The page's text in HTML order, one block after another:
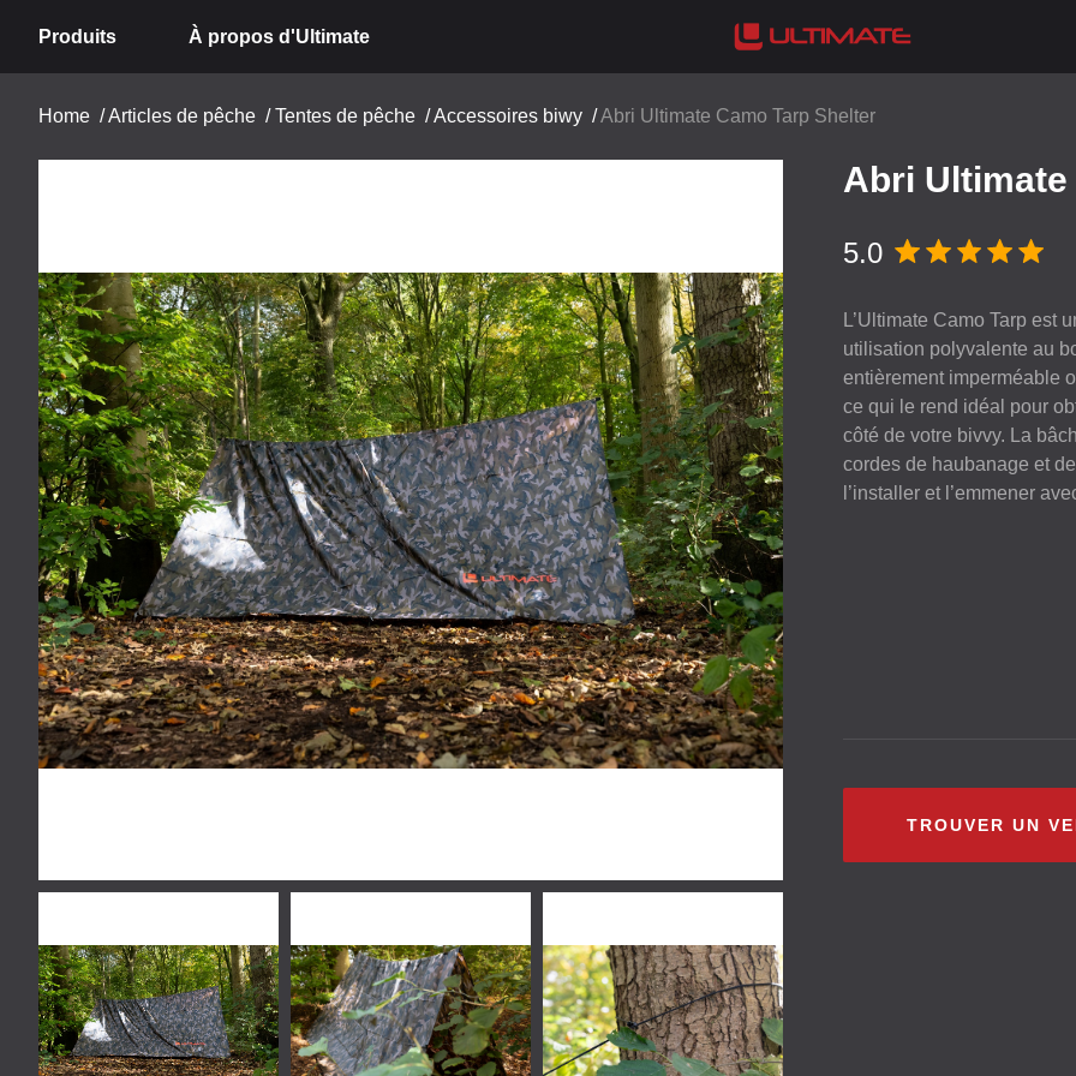
Produits À propos d'Ultimate
Home /Articles de pêche /Tentes de pêche /Accessoires biwy /Abri Ultimate Camo Tarp Shelter
Abri Ultimate
5.0
L’Ultimate Camo Tarp
utilisation polyvalente au
entièrement imperméable
ce qui le rend idéal pour
côté de votre bivvy. La
cordes de haubanage et
l’installer et l’emmener
TROUVER UN